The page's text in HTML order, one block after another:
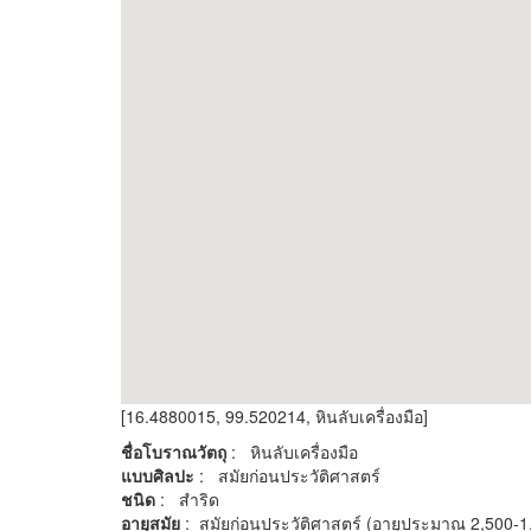
[16.4880015, 99.520214, หินลับเครื่องมือ]
ชื่อโบราณวัตถุ : หินลับเครื่องมือ
แบบศิลปะ : สมัยก่อนประวัติศาสตร์
ชนิด : สำริด
อายุสมัย : สมัยก่อนประวัติศาสตร์ (อายุประมาณ 2,500-